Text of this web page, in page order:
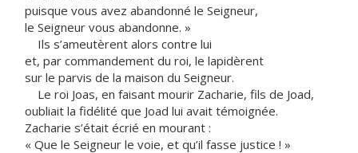
puisque vous avez abandonné le Seigneur,
le Seigneur vous abandonne. »
Ils s’ameutèrent alors contre lui
et, par commandement du roi, le lapidèrent
sur le parvis de la maison du Seigneur.
Le roi Joas, en faisant mourir Zacharie, fils de Joad,
oubliait la fidélité que Joad lui avait témoignée.
Zacharie s’était écrié en mourant :
« Que le Seigneur le voie, et qu’il fasse justice ! »